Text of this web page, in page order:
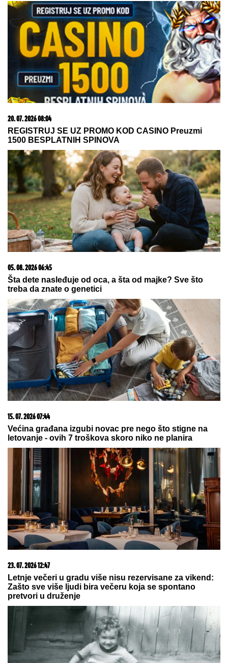
06. 08. 2026 07:08
Evo u kojim banjama važi vaučer od 10.000 dinara -
kompletan spisak destinacija u Srbiji
03. 08. 2026 13:23
Hibrid broj 1 koji osvaja Evropu, sada po specijalnoj
akcijskoj ceni od 19.990€ do 31.8.
03. 08. 2026 07:31
25.000 kupaca već kupuje uz PerSu Extra. A ti? Saznaj
više
09. 08. 2026 12:01
RUSIJA HITNO REAGOVALA: Opasni snovi o
uvlačenju nepriznatog Kosova u NATO
09. 07. 2026 09:20